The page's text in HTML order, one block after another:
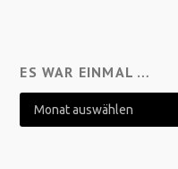
ES WAR EINMAL …